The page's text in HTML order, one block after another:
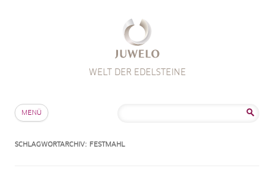
WELT DER EDELSTEINE
MENÜ
SCHLAGWORTARCHIV: FESTMAHL